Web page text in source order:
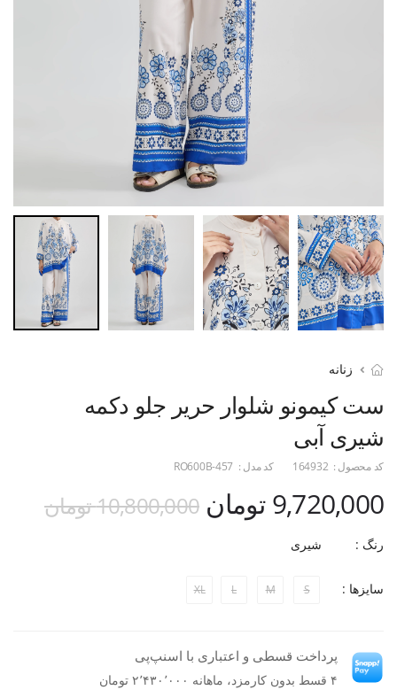
زنانه
ست کیمونو شلوار حریر جلو دکمه
شیری آبی
کد محصول : 164932 کد مدل : RO600B-457
9,720,000 تومان 10,800,000 تومان
رنگ : شیری
سایزها : S
M
L
XL
پرداخت قسطی و اعتباری با اسنپ‌پی
۴ قسط بدون کارمزد، ماهانه ۲٬۴۳۰٬۰۰۰ تومان